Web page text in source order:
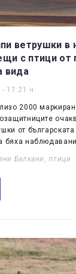
ветрушки в
с птици от
вида
17:21 ч.
2000
от
бяха
Балкани ,птици